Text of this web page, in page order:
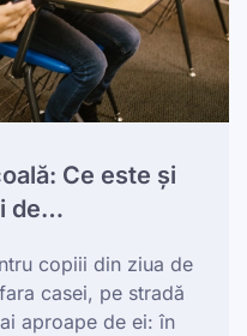
Ce este și
de…
copiii din ziua de
casei, pe stradă
aproape de ei: în